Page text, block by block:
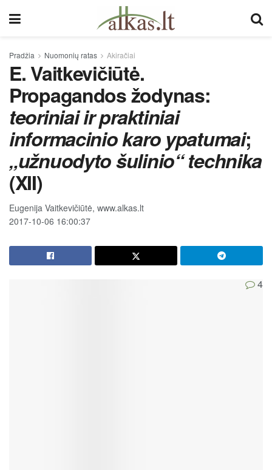
Pradžia Nuomonių ratas Akiračiai
E. Vaitkevičiūtė.
Propagandos žodynas:
teoriniai ir praktiniai
informacinio karo ypatumai;
„užnuodyto šulinio“ technika
(XII)
Eugenija Vaitkevičiūtė, www.alkas.lt
2017-10-06 16:00:37
4